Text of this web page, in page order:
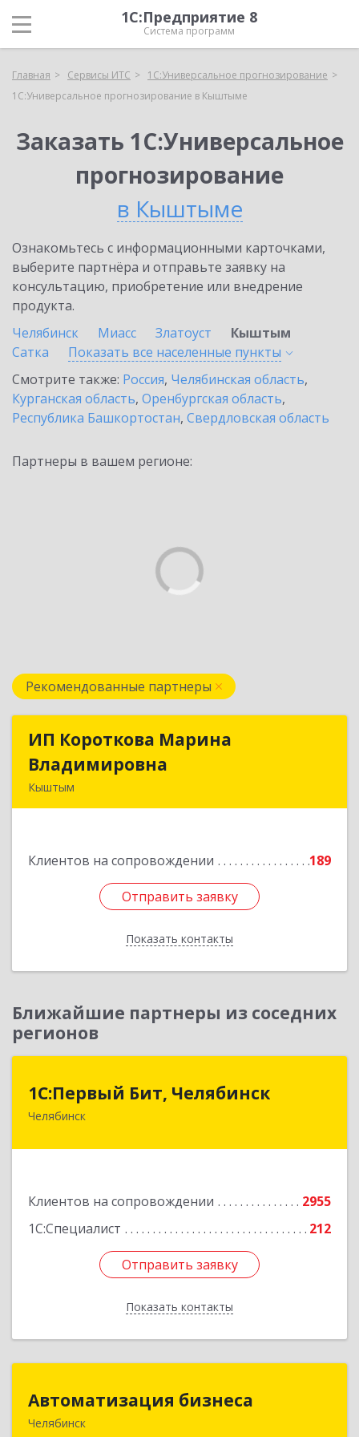
1С:Предприятие 8
Система программ
Главная Сервисы ИТС
1С:Универсальное прогнозирование
1С:Универсальное прогнозирование в Кыштыме
Заказать 1С:Универсальное
прогнозирование
в Кыштыме
Ознакомьтесь с информационными карточками,
выберите партнёра и отправьте заявку на
консультацию, приобретение или внедрение
продукта.
Челябинск
Миасс Златоуст
Кыштым
Сатка
Показать все населенные пункты
Смотрите также: Россия, Челябинская область,
Курганская область, Оренбургская область,
Республика Башкортостан, Свердловская область
Партнеры в вашем регионе:
Рекомендованные партнеры
ИП Короткова Марина
Владимировна
Кыштым
Клиентов на сопровождении 189
Отправить заявку
Показать контакты
ИП Короткова Марина
Подробнее
Отправить заявку
Назад
Ближайшие партнеры из соседних
регионов
1С:Первый Бит, Челябинск
Челябинск
Клиентов на сопровождении
2955
1С:Специалист
212
Отправить заявку
Показать контакты
1С:Первый Бит, Челябинск
Отправить заявку
Назад
Автоматизация бизнеса
Челябинск
Автоматизация бизнеса
454018, Челябинская обл, Челябинский г.о.,